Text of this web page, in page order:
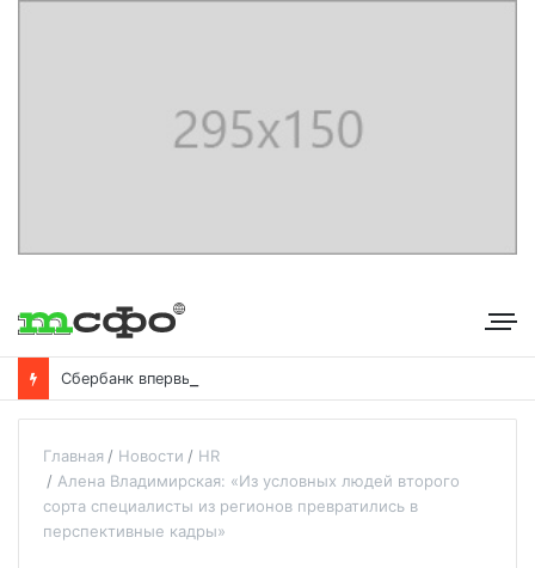
Главная Новости
HR
Алена Владимирская: «Из условных людей второго
сорта специалисты из регионов превратились в
перспективные кадры»